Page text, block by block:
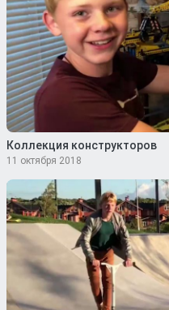
Коллекция конструкторов
11 октября 2018